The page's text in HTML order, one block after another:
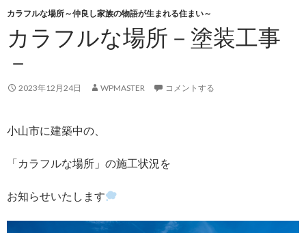
カラフルな場所～仲良し家族の物語が生まれる住まい～
カラフルな場所－塗装工事
－
2023年12月24日 WPMASTER コメントする
小山市に建築中の、
「カラフルな場所」の施工状況を
お知らせいたします